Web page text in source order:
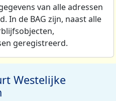
van alle adressen
In de BAG zijn, naast alle
geregistreerd.
Westelijke